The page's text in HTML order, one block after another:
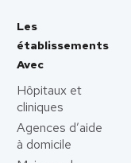
Les
établissements
Avec
Hôpitaux et
cliniques
Agences d’aide
à domicile